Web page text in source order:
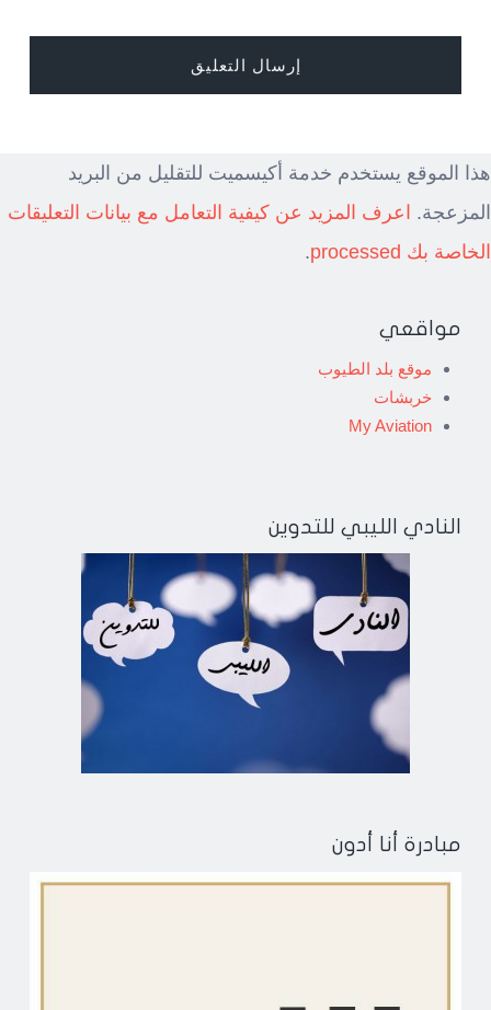
هذا الموقع يستخدم خدمة أكيسميت للتقليل من البريد
المزعجة.
اعرف المزيد عن كيفية التعامل مع بيانات التعليقات
الخاصة بك processed
.
مواقعي
موقع بلد الطيوب
خربشات
My Aviation
النادي الليبي للتدوين
مبادرة أنا أدون